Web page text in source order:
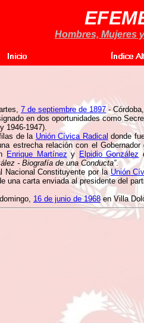
Hombres, Mujeres
7 de septiembre de 1897-
en dos oportunidades como
1946-1947).
de la Unión Cívica Radical donde
estrecha relación con el
Enrique Martínezy Elpidio González
- Biografía de una Conducta”.
Nacional Constituyente por laUnión
una carta enviada al presidente del
16 de junio de 1968en Villa